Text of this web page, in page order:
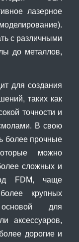
лазерное
с различными
до металлов,
для создания
таких как
точности и
В свою
более прочные
можно
сложных и
FDM, чаще
крупных
для
аксессуаров,
дорогие и